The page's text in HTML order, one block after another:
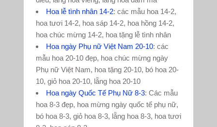
Hoa lễ tình nhân 14-2: các mẫu hoa 14-2,
hoa tươi 14-2, hoa sáp 14-2, hoa hồng 14-2,
hoa chúc mừng 14-2, hoa tặng lễ tình nhân
Hoa ngày Phụ nữ Việt Nam 20-10: các
mẫu hoa 20-10 đẹp, hoa chúc mừng ngày
Phụ nữ Việt Nam, hoa tặng 20-10, bó hoa 20-
10, giỏ hoa 20-10, lẵng hoa 20-10
Hoa ngày Quốc Tế Phụ Nữ 8-3: Các mẫu
hoa 8-3 đẹp, hoa mừng ngày quốc tế phụ nữ,
bó hoa 8-3, giỏ hoa 8-3, lẵng hoa 8-3, hoa tươi